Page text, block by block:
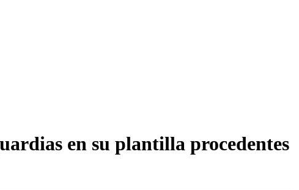
en su plantilla procedentes